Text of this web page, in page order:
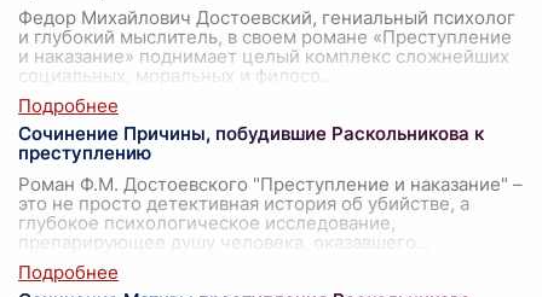
Федор Михайлович Достоевский, гениальный психолог
и глубокий мыслитель, в своем романе «Преступление
и наказание» поднимает целый комплекс сложнейших
социальных, моральных и филосо
Сочинение Причины, побудившие Раскольникова к
преступлению
Роман Ф.М. Достоевского "Преступление и наказание" –
это не просто детективная история об убийстве, а
глубокое психологическое исследование,
препарирующее душу человека, оказавшего